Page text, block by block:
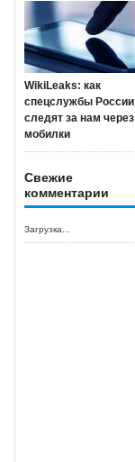
WikiLeaks: как
спецслужбы России
следят за нам через
мобилки
Свежие
комментарии
Загрузка...